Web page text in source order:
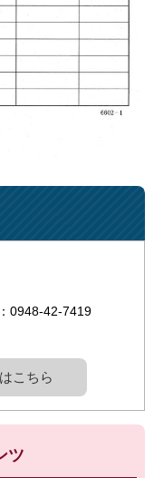
0948-42-7419
こちら
ツ